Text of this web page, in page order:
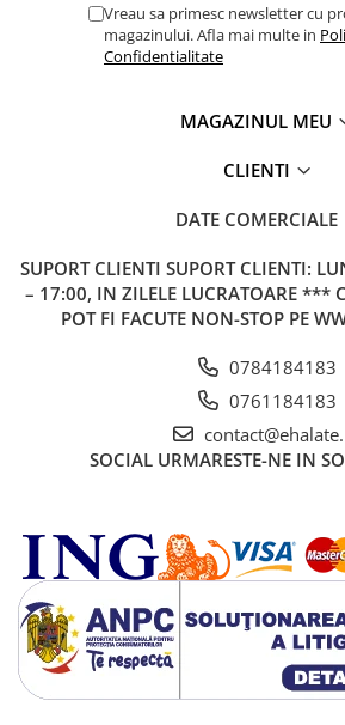
Vreau sa primesc newsletter cu
magazinului. Afla mai multe in
Confidentialitate
MAGAZINUL MEU
CLIENTI
DATE COMERCIALE
SUPORT CLIENTI SUPORT CLIENTI:
– 17:00, IN ZILELE LUCRATOARE ***
POT FI FACUTE NON-STOP PE
0784184183
0761184183
SOCIAL URMARESTE-NE IN